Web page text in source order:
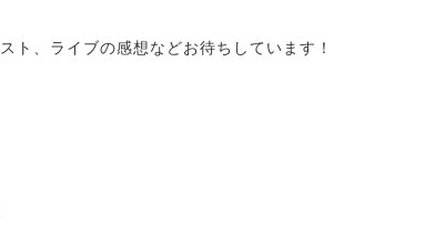
ト、ライブの感想などお待ちしています！